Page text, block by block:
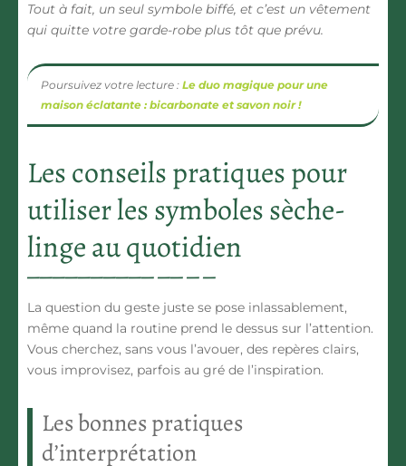
Tout à fait, un seul symbole biffé, et c’est un vêtement
qui quitte votre garde-robe plus tôt que prévu.
Poursuivez votre lecture : Le duo magique pour une
maison éclatante : bicarbonate et savon noir !
Les conseils pratiques pour
utiliser les symboles sèche-
linge au quotidien
La question du geste juste se pose inlassablement,
même quand la routine prend le dessus sur l’attention.
Vous cherchez, sans vous l’avouer, des repères clairs,
vous improvisez, parfois au gré de l’inspiration.
Les bonnes pratiques
d’interprétation